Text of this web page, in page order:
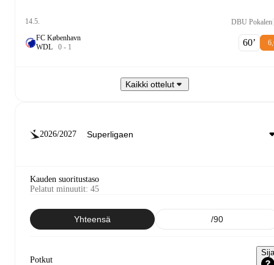
14.5.
DBU Pokalen
FC København
WDL 0 - 1 60‎’‎
Kaikki ottelut
2026/2027
Kauden suoritustaso
Pelatut minuutit: 45
Yhteensä /90
Potkut
Sija